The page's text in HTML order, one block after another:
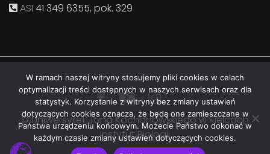
ASI 41 349 6355, pok. 329
© Uniwersytet Jana Kochanowskiego w Kielcach
Instytut Biologii
W ramach naszej witryny stosujemy pliki cookies w celach
optymalizacji treści dostępnych w naszych serwisach oraz dla
statystyk. Korzystanie z witryny bez zmiany ustawień
dotyczących cookies oznacza, że będą one zamieszczane w
Państwa urządzeniu końcowym. Możecie Państwo dokonać w
każdym czasie zmiany ustawień dotyczących cookies.